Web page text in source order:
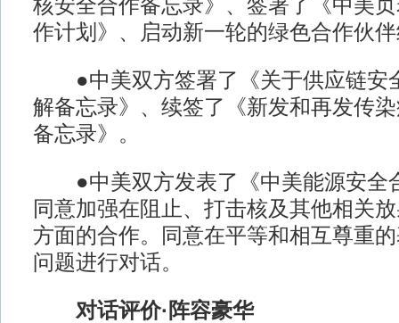
核安全合作备忘录》、签署了《中美
作计划》、启动新一轮的绿色合作伙
●中美双方签署了《关于供应链安
解备忘录》、续签了《新发和再发传
备忘录》。
●中美双方发表了《中美能源安全
同意加强在阻止、打击核及其他相关
方面的合作。同意在平等和相互尊重
问题进行对话。
对话评价·阵容豪华